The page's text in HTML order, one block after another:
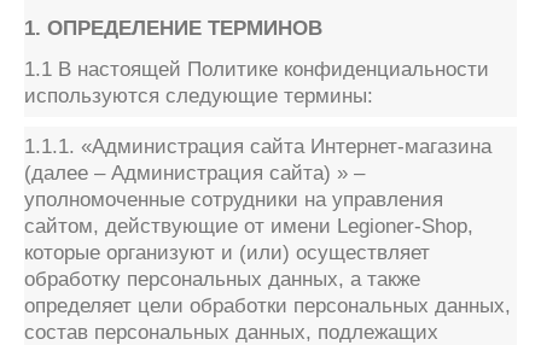
1. ОПРЕДЕЛЕНИЕ ТЕРМИНОВ
1.1 В настоящей Политике конфиденциальности
используются следующие термины:
1.1.1. «Администрация сайта Интернет-магазина
(далее – Администрация сайта) » –
уполномоченные сотрудники на управления
сайтом, действующие от имени Legioner-Shop,
которые организуют и (или) осуществляет
обработку персональных данных, а также
определяет цели обработки персональных данных,
состав персональных данных, подлежащих